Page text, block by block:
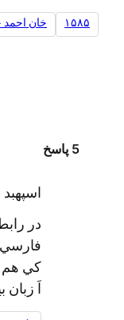
۱۵۸۵ خان احمد
5 پاسخ
در
فارسي
كي هم
اَ زبان